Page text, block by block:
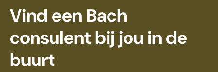
Vind een Bach
consulent bij jou in de
buurt